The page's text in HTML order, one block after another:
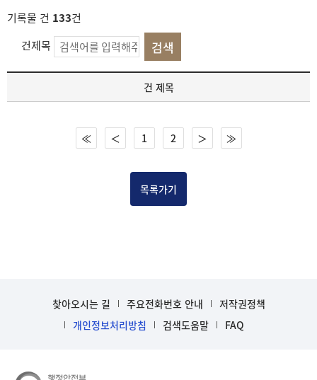
기록물 건 133건
건제목
표
건 제목
≪ ＜ 1 2 ＞ ≫
목록가기
찾아오시는 길 주요전화번호 안내
저작권정책
개인정보처리방침
검색도움말 FAQ